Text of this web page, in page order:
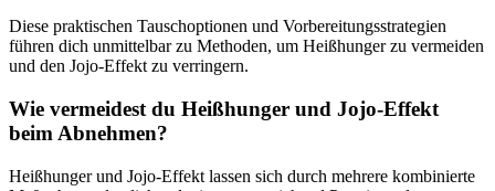
Diese praktischen Tauschoptionen und Vorbereitungsstrategien
führen dich unmittelbar zu Methoden, um Heißhunger zu vermeiden
und den Jojo-Effekt zu verringern.
Wie vermeidest du Heißhunger und Jojo-Effekt
beim Abnehmen?
Heißhunger und Jojo-Effekt lassen sich durch mehrere kombinierte